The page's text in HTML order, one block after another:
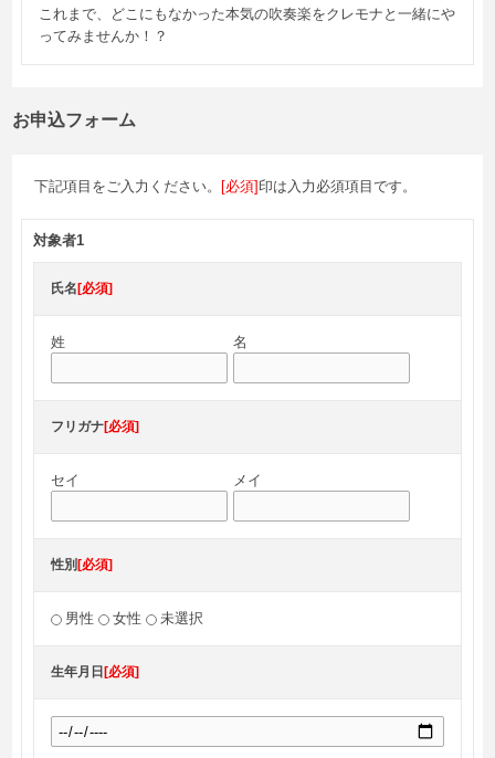
これまで、どこにもなかった本気の吹奏楽をクレモナと一緒にや
ってみませんか！？
お申込フォーム
下記項目をご入力ください。 [必須] 印は入力必須項目です。
対象者1
氏名 [必須]
姓 名
フリガナ[必須]
セイ メイ
性別 [必須]
男性 女性 未選択
生年月日 [必須]